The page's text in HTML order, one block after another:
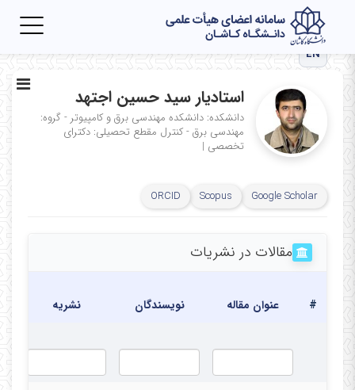
EN
استادیار سید حسین اجتهد
دانشکده: دانشکده مهندسی برق و کامپیوتر - گروه:
مهندسی برق - کنترل مقطع تحصیلی: دکترای
تخصصی |
Google Scholar
Scopus
ORCID
مقالات در نشریات
# عنوان مقاله نویسندگان نشریه